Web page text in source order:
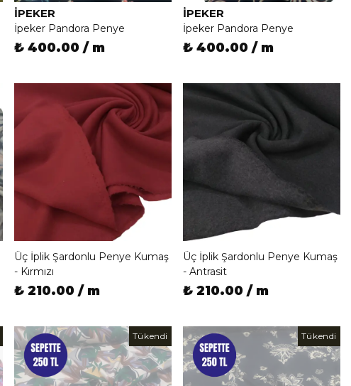
İPEKER
İpeker Pandora Penye
₺ 400.00 / m
İPEKER
İpeker Pandora Penye
₺ 400.00 / m
Üç İplik Şardonlu Penye Kumaş
- Kırmızı
₺ 210.00 / m
Üç İplik Şardonlu Penye Kumaş
- Antrasit
₺ 210.00 / m
Tükendi Tükendi